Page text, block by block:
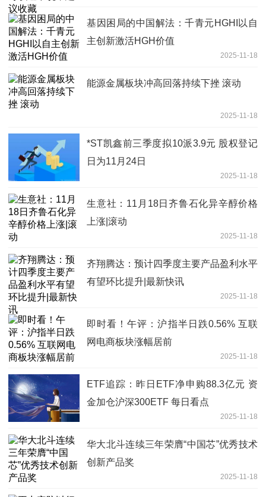
基因困局的中国解法：千青元HGHI以自
主创新激活HGH价值
2025-11-18
能源金属板块冲高回落持续下挫 滚动
2025-11-18
*ST凯鑫前三季度拟10派3.9元 股权登记
日为11月24日
2025-11-18
生意社：11月18日齐鲁石化异辛醇价格
上涨|滚动
2025-11-18
齐翔腾达：预计四季度主要产品盈利水平
有望环比提升|最新快讯
2025-11-18
即时看！午评：沪指半日跌0.56% 互联
网电商板块涨幅居前
2025-11-18
ETF追踪：昨日ETF净申购88.3亿元 资
金加仓沪深300ETF 每日看点
2025-11-18
华大北斗连续三年荣膺“中国芯”优秀技术
创新产品奖
2025-11-18